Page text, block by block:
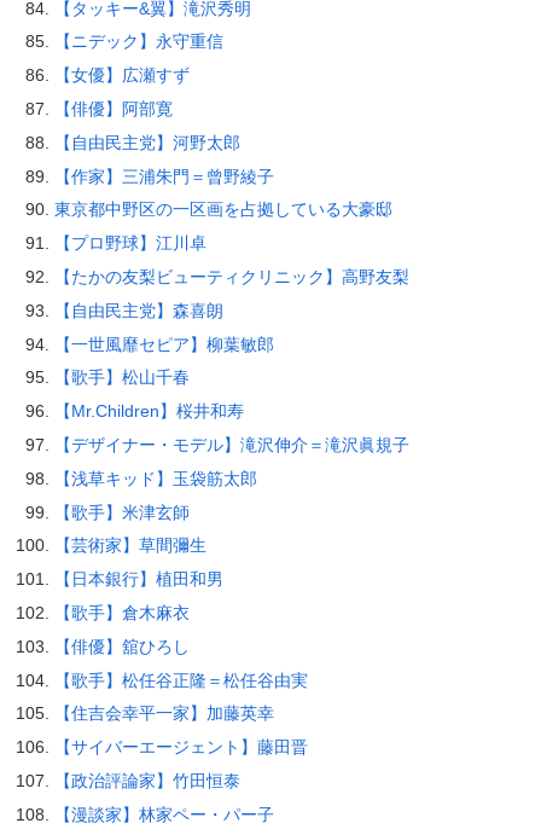
【タッキー&翼】滝沢秀明
【ニデック】永守重信
【女優】広瀬すず
【俳優】阿部寛
【自由民主党】河野太郎
【作家】三浦朱門＝曾野綾子
東京都中野区の一区画を占拠している大豪邸
【プロ野球】江川卓
【たかの友梨ビューティクリニック】高野友梨
【自由民主党】森喜朗
【一世風靡セピア】柳葉敏郎
【歌手】松山千春
【Mr.Children】桜井和寿
【デザイナー・モデル】滝沢伸介＝滝沢眞規子
【浅草キッド】玉袋筋太郎
【歌手】米津玄師
【芸術家】草間彌生
【日本銀行】植田和男
【歌手】倉木麻衣
【俳優】舘ひろし
【歌手】松任谷正隆＝松任谷由実
【住吉会幸平一家】加藤英幸
【サイバーエージェント】藤田晋
【政治評論家】竹田恒泰
【漫談家】林家ペー・パー子